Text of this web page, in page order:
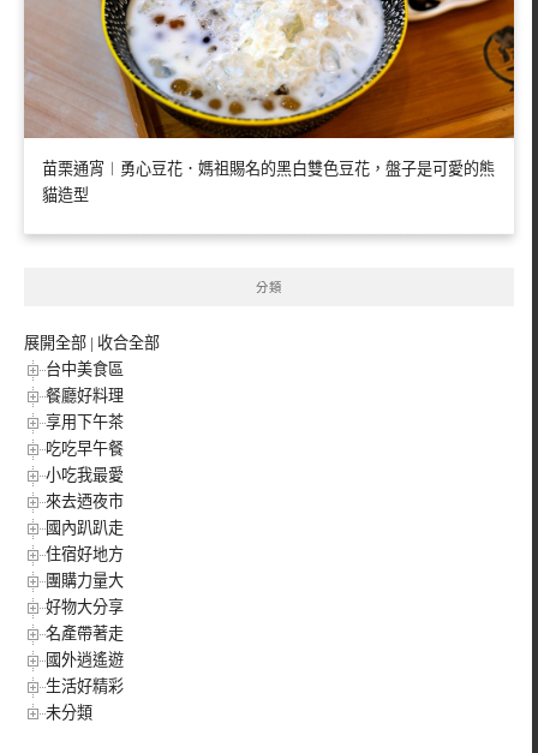
苗栗通宵︱勇心豆花．媽祖賜名的黑白雙色豆花，盤子是可愛的熊
貓造型
分類
展開全部 | 收合全部
台中美食區
餐廳好料理
享用下午茶
吃吃早午餐
小吃我最愛
來去迺夜市
國內趴趴走
住宿好地方
團購力量大
好物大分享
名產帶著走
國外逍遙遊
生活好精彩
未分類